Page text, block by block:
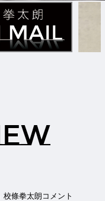
校條拳太朗コメント